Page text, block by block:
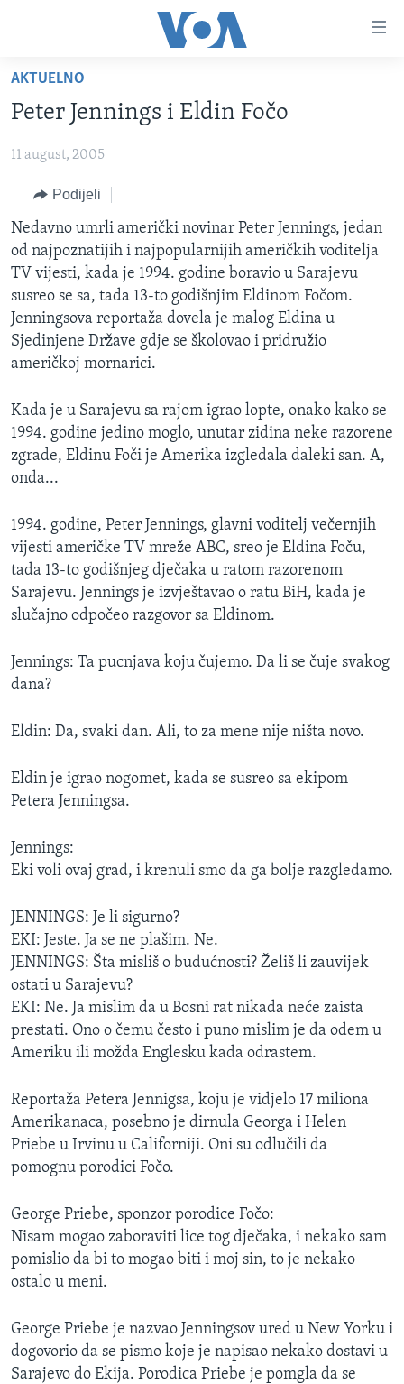
glavni
sadržaj
na
navigaciju
Idi
na
pretragu
FOTOGRAFIJE DANA
VIJESTI
SJEDINJENE AMERIČKE DRŽAVE
BOSNA I HERCEGOVINA
SVIJET
NAUKA I TEHNOLOGIJA
SPECIJALNI PROJEKTI
KORUPCIJA
SLOBODA MEDIJA
ŽENSKA STRANA
MAGAZIN
O GLASU AMERIKE
PRATITE NAS
AKTUELNO
Peter Jennings i Eldin Fočo
11 august, 2005
Podijeli
Nedavno umrli američki novinar Peter Jennings, jedan
od najpoznatijih i najpopularnijih američkih voditelja
TV vijesti, kada je 1994. godine boravio u Sarajevu
susreo se sa, tada 13-to godišnjim Eldinom Fočom.
Jenningsova reportaža dovela je malog Eldina u
Sjedinjene Države gdje se školovao i pridružio
američkoj mornarici.
Kada je u Sarajevu sa rajom igrao lopte, onako kako se
1994. godine jedino moglo, unutar zidina neke razorene
zgrade, Eldinu Foči je Amerika izgledala daleki san. A,
onda...
1994. godine, Peter Jennings, glavni voditelj večernjih
vijesti američke TV mreže ABC, sreo je Eldina Foču,
tada 13-to godišnjeg dječaka u ratom razorenom
Sarajevu. Jennings je izvještavao o ratu BiH, kada je
slučajno odpočeo razgovor sa Eldinom.
Jennings: Ta pucnjava koju čujemo. Da li se čuje svakog
dana?
Eldin: Da, svaki dan. Ali, to za mene nije ništa novo.
Eldin je igrao nogomet, kada se susreo sa ekipom
Petera Jenningsa.
Jennings:
Eki voli ovaj grad, i krenuli smo da ga bolje razgledamo.
JENNINGS: Je li sigurno?
EKI: Jeste. Ja se ne plašim. Ne.
JENNINGS: Šta misliš o budućnosti? Želiš li zauvijek
ostati u Sarajevu?
EKI: Ne. Ja mislim da u Bosni rat nikada neće zaista
prestati. Ono o čemu često i puno mislim je da odem u
Ameriku ili možda Englesku kada odrastem.
Reportaža Petera Jennigsa, koju je vidjelo 17 miliona
Amerikanaca, posebno je dirnula Georga i Helen
Priebe u Irvinu u Californiji. Oni su odlučili da
pomognu porodici Fočo.
George Priebe, sponzor porodice Fočo:
Nisam mogao zaboraviti lice tog dječaka, i nekako sam
pomislio da bi to mogao biti i moj sin, to je nekako
ostalo u meni.
George Priebe je nazvao Jenningsov ured u New Yorku i
dogovorio da se pismo koje je napisao nekako dostavi u
Sarajevo do Ekija. Porodica Priebe je pomgla da se